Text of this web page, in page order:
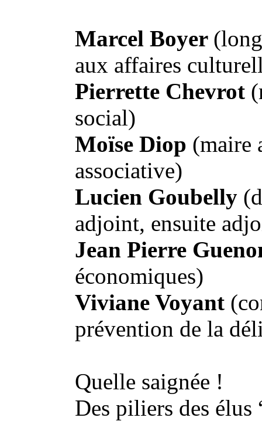
Marcel Boyer
aux affaires
Pierrette Chevrot
social)
Moïse Diop (maire
associative)
Lucien Goubelly
adjoint, ensuite
Jean Pierre
économiques)
Viviane Voyant
prévention de la
Quelle saignée !
Des piliers des élus